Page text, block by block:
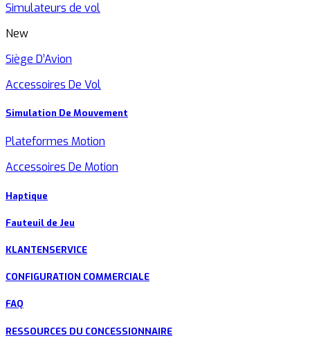
Simulateurs de vol
New
Siège D’Avion
Accessoires De Vol
Simulation De Mouvement
Plateformes Motion
Accessoires De Motion
Haptique
Fauteuil de Jeu
KLANTENSERVICE
CONFIGURATION COMMERCIALE
FAQ
RESSOURCES DU CONCESSIONNAIRE